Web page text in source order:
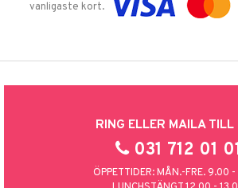
vanligaste kort.
RING ELLER MAILA TILL
031 712 01
ÖPPETTIDER: MÅN.-FRE. 9.00